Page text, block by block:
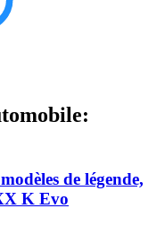
de légende,
K Evo